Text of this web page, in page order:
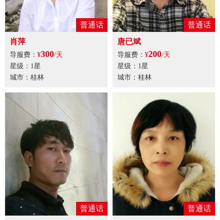
普通话
肖萍
导服费： ¥300/天
星级：1星
城市：桂林
普通话
唐已斌
导服费： ¥200/天
星级：1星
城市：桂林
普通话
普通话